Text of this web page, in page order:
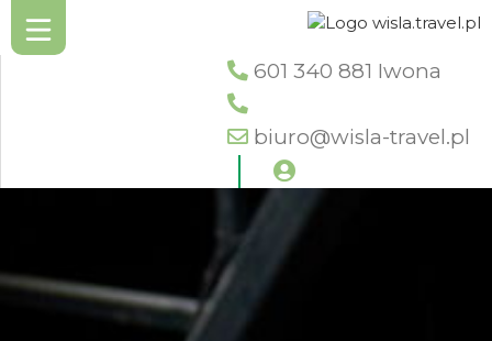
601 340 881 Iwona
biuro@wisla-travel.pl